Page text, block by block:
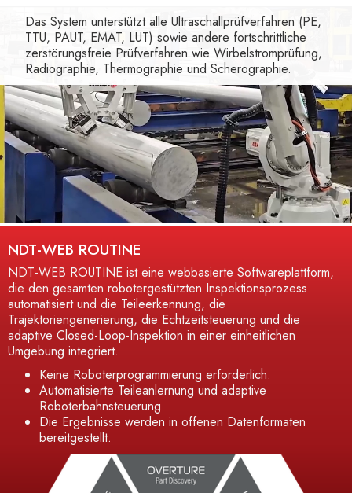
Das System unterstützt alle Ultraschallprüfverfahren (PE,
TTU, PAUT, EMAT, LUT) sowie andere fortschrittliche
zerstörungsfreie Prüfverfahren wie Wirbelstromprüfung,
Radiographie, Thermographie und Scherographie.
NDT-WEB ROUTINE
NDT-WEB ROUTINE ist eine webbasierte Softwareplattform,
die den gesamten robotergestützten Inspektionsprozess
automatisiert und die Teileerkennung, die
Trajektoriengenerierung, die Echtzeitsteuerung und die
adaptive Closed-Loop-Inspektion in einer einheitlichen
Umgebung integriert.
Keine Roboterprogrammierung erforderlich.
Automatisierte Teileanlernung und adaptive
Roboterbahnsteuerung.
Die Ergebnisse werden in offenen Datenformaten
bereitgestellt.